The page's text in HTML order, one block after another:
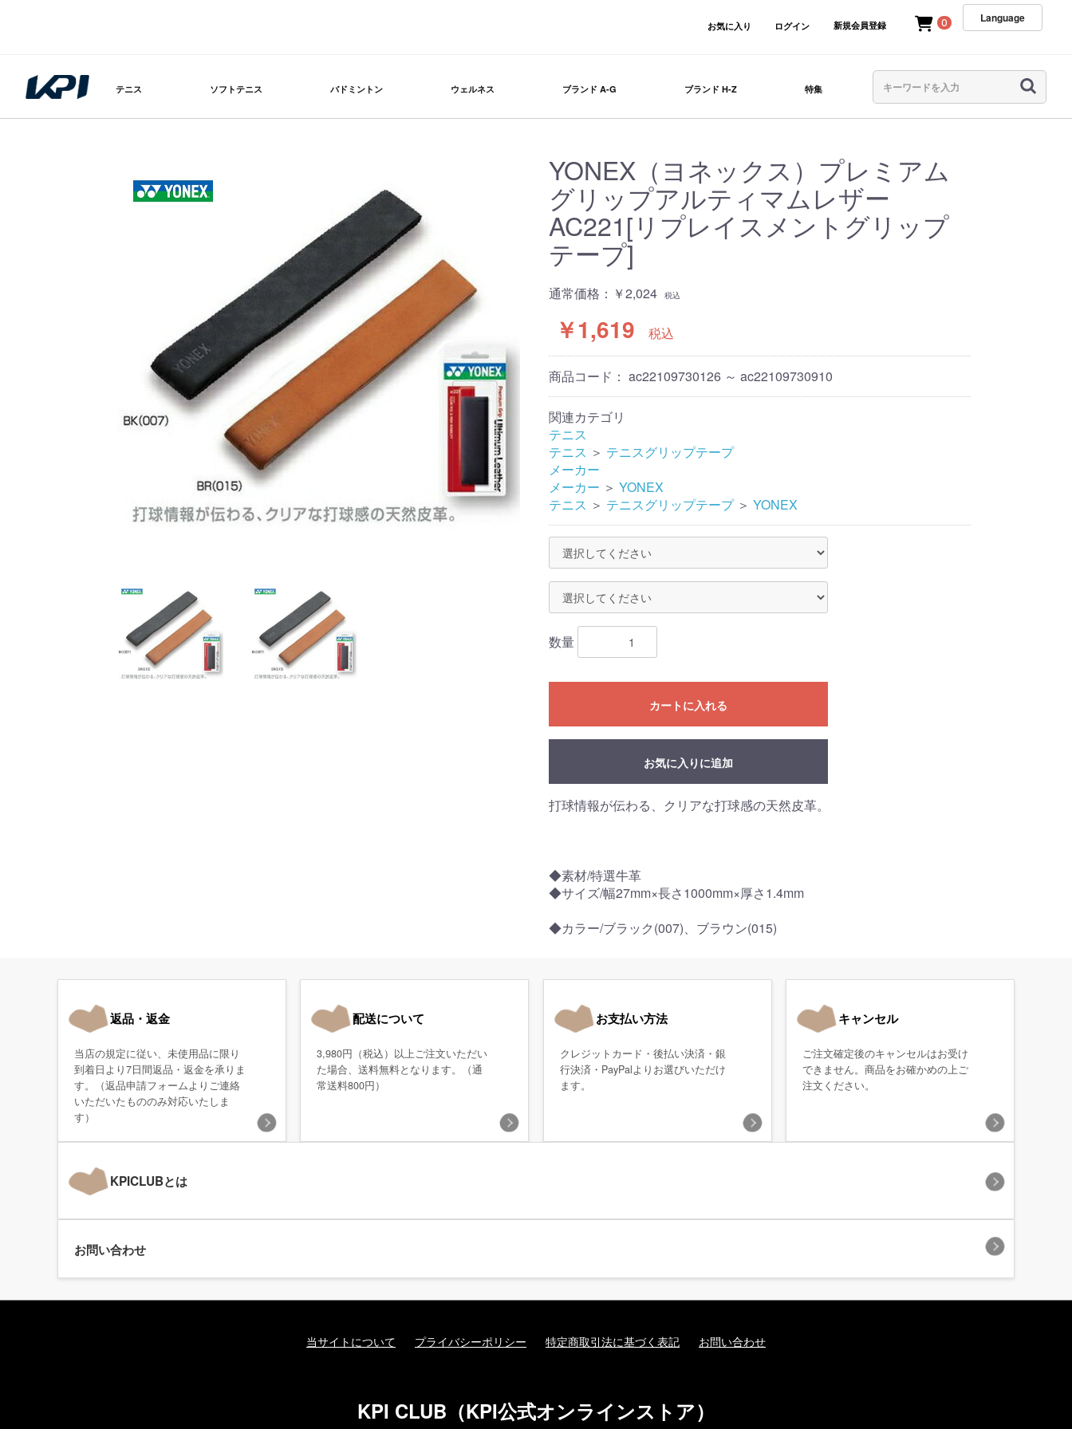
お気に入り ログイン 新規会員登録 0 Language
テニス ソフトテニス バドミントン ウェルネス ブランド A-G ブランド H-Z 特集
YONEX（ヨネックス）プレミアム
グリップアルティマムレザー
AC221[リプレイスメントグリップ
テープ]
通常価格： ￥2,024 税込
￥1,619 税込
商品コード： ac22109730126 ～ ac22109730910
関連カテゴリ
テニス
テニス ＞ テニスグリップテープ
メーカー
メーカー ＞ YONEX
テニス ＞ テニスグリップテープ ＞ YONEX
数量
カートに入れる
お気に入りに追加
打球情報が伝わる、クリアな打球感の天然皮革。
◆素材/特選牛革
◆サイズ/幅27mm×長さ1000mm×厚さ1.4mm
◆カラー/ブラック(007)、ブラウン(015)
返品・返金
当店の規定に従い、未使用品に限り
到着日より7日間返品・返金を承りま
す。（返品申請フォームよりご連絡
いただいたもののみ対応いたしま
す）
配送について
3,980円（税込）以上ご注文いただい
た場合、送料無料となります。（通
常送料800円）
お支払い方法
クレジットカード・後払い決済・銀
行決済・PayPalよりお選びいただけ
ます。
キャンセル
ご注文確定後のキャンセルはお受け
できません。商品をお確かめの上ご
注文ください。
KPICLUBとは
お問い合わせ
当サイトについて プライバシーポリシー 特定商取引法に基づく表記 お問い合わせ
KPI CLUB（KPI公式オンラインストア）